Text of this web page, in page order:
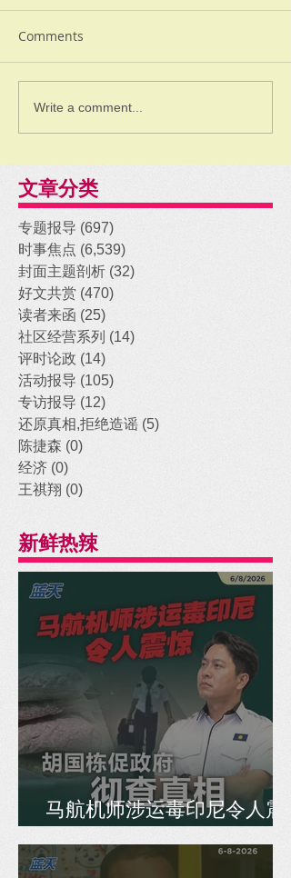
Comments
Write a comment...
文章分类
专题报导 (697)
时事焦点 (6,539)
封面主题剖析 (32)
好文共赏 (470)
读者来函 (25)
社区经营系列 (14)
评时论政 (14)
活动报导 (105)
专访报导 (12)
还原真相,拒绝造谣 (5)
陈捷森 (0)
经济 (0)
王祺翔 (0)
新鲜热辣
马航机师涉运毒印尼令人震